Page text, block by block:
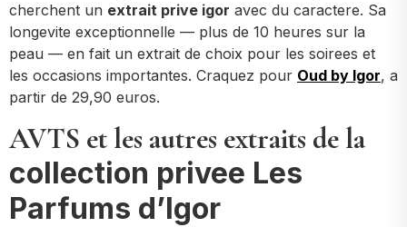
cherchent un extrait prive igor avec du caractere. Sa
longevite exceptionnelle — plus de 10 heures sur la
peau — en fait un extrait de choix pour les soirees et
les occasions importantes. Craquez pour Oud by Igor, a
partir de 29,90 euros.
AVTS et les autres extraits de la
collection privee Les
Parfums d’Igor